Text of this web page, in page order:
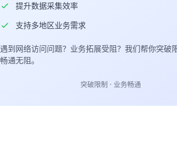
提升数据采集效率
支持多地区业务需求
遇到网络访问问题？业务拓展受阻？我们帮你突破
畅通无阻。
突破限制 · 业务畅通